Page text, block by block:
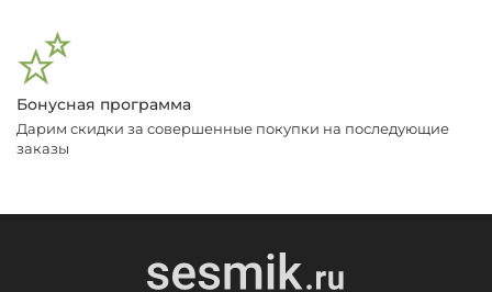
Бонусная программа
Дарим скидки за совершенные покупки на последующие
заказы